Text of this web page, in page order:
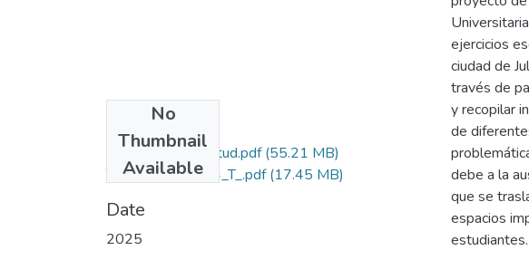
No
Thumbnail
Available
Grado de Similitud.pdf(55.21 MB)
T036_72471484_T_.pdf(17.45 MB)
Date
2025
ejercicios
ciudad de
través de
y recopilar
de
debe a la
que se
espacios
estudiantes.